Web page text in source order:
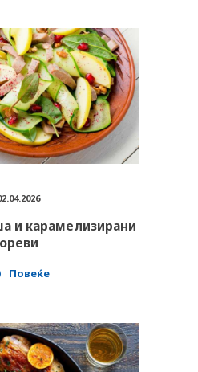
и карамелизирани
ореви
Повеќе